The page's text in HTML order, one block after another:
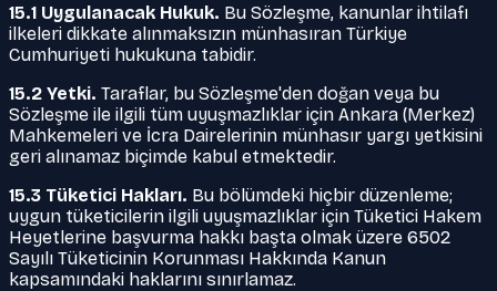
15.1 Uygulanacak Hukuk. Bu Sözleşme, kanunlar ihtilafı
ilkeleri dikkate alınmaksızın münhasıran Türkiye
Cumhuriyeti hukukuna tabidir.
15.2 Yetki. Taraflar, bu Sözleşme'den doğan veya bu
Sözleşme ile ilgili tüm uyuşmazlıklar için Ankara (Merkez)
Mahkemeleri ve İcra Dairelerinin münhasır yargı yetkisini
geri alınamaz biçimde kabul etmektedir.
15.3 Tüketici Hakları. Bu bölümdeki hiçbir düzenleme;
uygun tüketicilerin ilgili uyuşmazlıklar için Tüketici Hakem
Heyetlerine başvurma hakkı başta olmak üzere 6502
Sayılı Tüketicinin Korunması Hakkında Kanun
kapsamındaki haklarını sınırlamaz.